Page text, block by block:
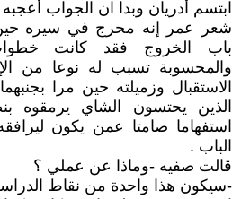
ابتسم أدريان وبدا ان الجواب أعجبه
شعر عمر إنه محرج في سيره
باب الخروج فقد كانت
والمحسوبة تسبب له نوعا من
الاستقبال وزميلته حين مرا
الذين يحتسون الشاي يرمقوه
استفهاما صامتا عمن يكون
الباب .
قالت صفيه -وماذا عن عملي ؟
-سيكون هذا واحدة من نقاط